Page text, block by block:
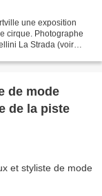
une exposition
cirque. Photographe
La Strada (voir
de mode
de la piste